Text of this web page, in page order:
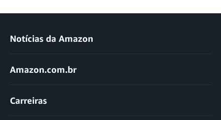
Notícias da Amazon
Amazon.com.br
Carreiras